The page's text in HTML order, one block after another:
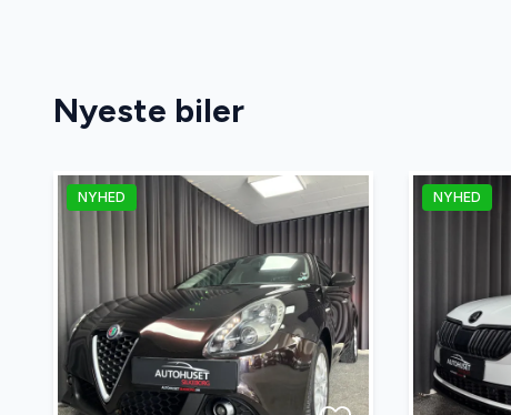
Højdejusterbare forsæder
Kørecomputer LED
Musikstreaming via bluetooth
Nyeste biler
NYHED NYHED